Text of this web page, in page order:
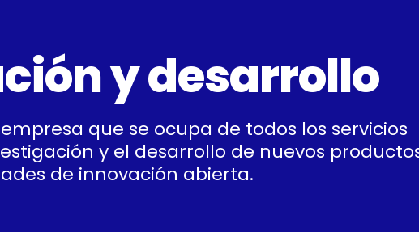
y desarrollo
que se ocupa de todos los servicios
y el desarrollo de nuevos
de innovación abierta.